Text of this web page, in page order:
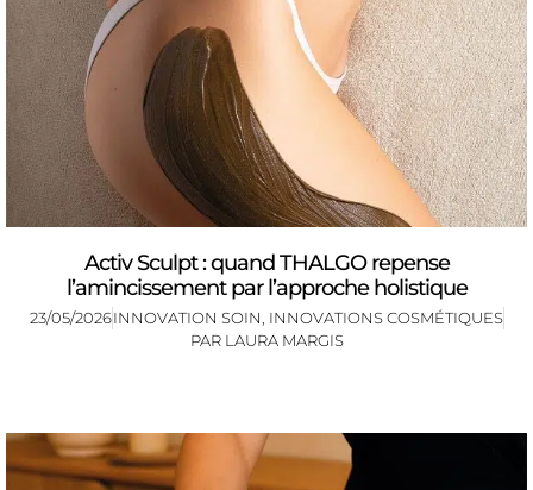
Activ Sculpt : quand THALGO repense
l’amincissement par l’approche holistique
23/05/2026INNOVATION SOIN INNOVATIONS COSMÉTIQUES
PAR LAURA MARGIS